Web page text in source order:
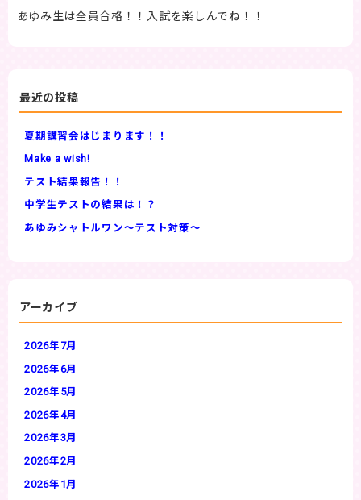
あゆみ生は全員合格！！入試を楽しんでね！！
最近の投稿
夏期講習会はじまります！！
Make a wish!
テスト結果報告！！
中学生テストの結果は！？
あゆみシャトルワン～テスト対策～
アーカイブ
2026年7月
2026年6月
2026年5月
2026年4月
2026年3月
2026年2月
2026年1月